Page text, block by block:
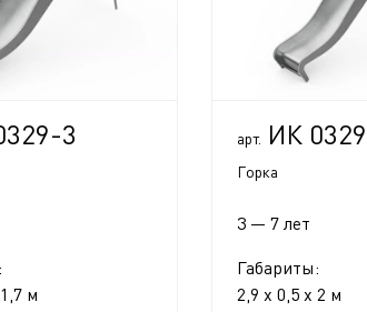
3
м
арт. ИК
Горка
3 — 7 лет
Габариты:
2,9 x 0,5 x 2 м